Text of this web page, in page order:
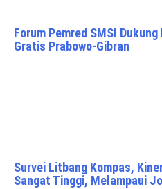
Forum Pemred SMSI
Gratis Prabowo-Gibran
Survei Litbang Kompas,
Sangat Tinggi, Melampaui